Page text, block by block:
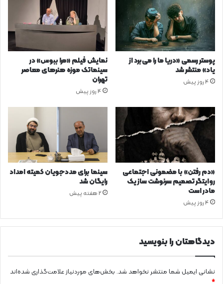
پوستر رسمی «دریا ما را می‌برد از
یاد» منتشر شد
4 روز پیش
نمایش فیلم «مرا ببوس» در
سینماتک موزه هنرهای معاصر
تهران
4 روز پیش
«دم رفتن» با مضمونی اجتماعی
روایتگر تصمیم سرنوشت ساز یک
مادر است
4 روز پیش
سینما برای مددجویان کمیته امداد
رایگان شد
2 هفته پیش
دیدگاهتان را بنویسید
نشانی ایمیل شما منتشر نخواهد شد. بخش‌های موردنیاز علامت‌گذاری شده‌اند